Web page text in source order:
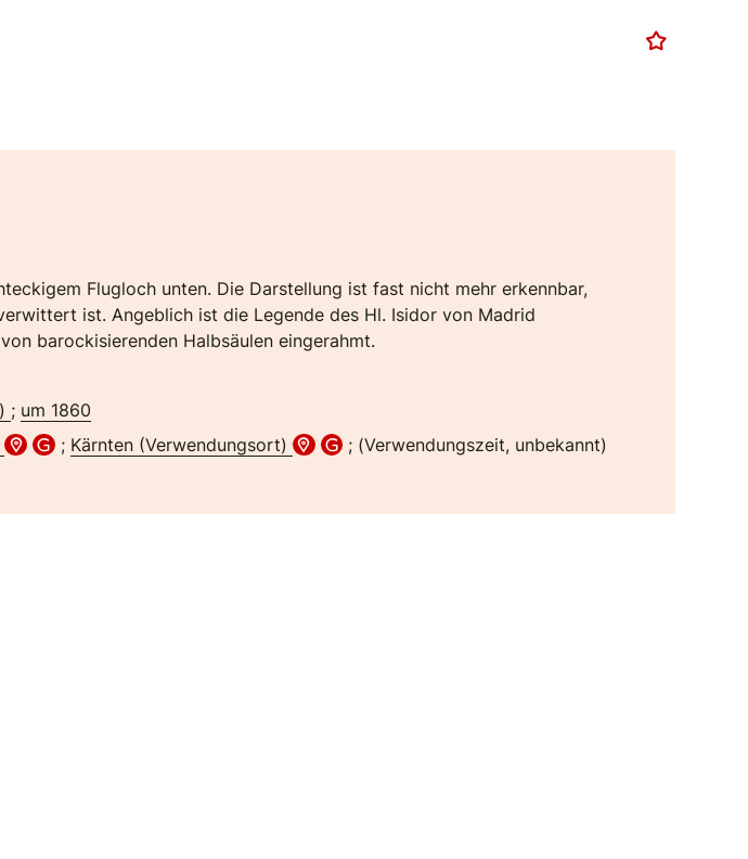
Flugloch unten. Die Darstellung ist fast nicht mehr erkennbar,
ist. Angeblich ist die Legende des Hl. Isidor von Madrid
barockisierenden Halbsäulen eingerahmt.
; um 1860
; Kärnten (Verwendungsort) ; (Verwendungszeit, unbekannt)